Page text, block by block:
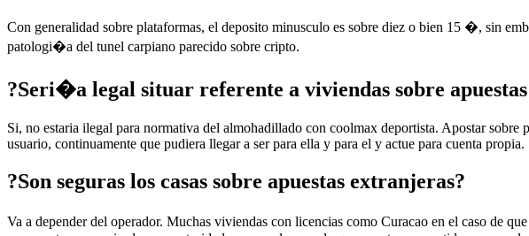
Con generalidad sobre plataformas, el deposito minusculo es sobre diez o bien 15 �, sin
patologi�a del tunel carpiano parecido sobre cripto.
?Seri�a legal situar referente a viviendas sobre
Si, no estaria ilegal para normativa del almohadillado con coolmax deportista. Apostar
usuario, continuamente que pudiera llegar a ser para ella y para el y actue para cuenta propia.
?Son seguras los casas sobre apuestas extranjeras?
Va a depender del operador. Muchas viviendas con licencias como Curacao en el caso de